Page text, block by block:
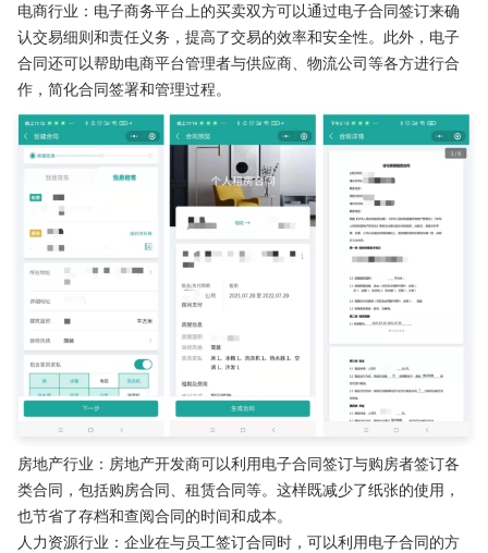
电商行业：电子商务平台上的买卖双方可以通过电子合同签订来确
认交易细则和责任义务，提高了交易的效率和安全性。此外，电子
合同还可以帮助电商平台管理者与供应商、物流公司等各方进行合
作，简化合同签署和管理过程。
房地产行业：房地产开发商可以利用电子合同签订与购房者签订各
类合同，包括购房合同、租赁合同等。这样既减少了纸张的使用，
也节省了存档和查阅合同的时间和成本。
人力资源行业：企业在与员工签订合同时，可以利用电子合同的方